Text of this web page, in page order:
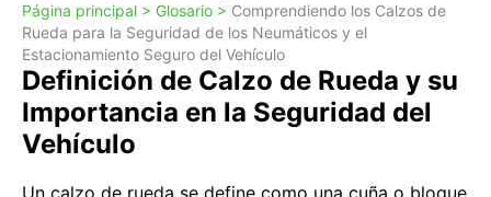
Página principal > Glosario > Comprendiendo los Calzos de
Rueda para la Seguridad de los Neumáticos y el
Estacionamiento Seguro del Vehículo
Definición de Calzo de Rueda y su
Importancia en la Seguridad del
Vehículo
Un calzo de rueda se define como una cuña o bloque